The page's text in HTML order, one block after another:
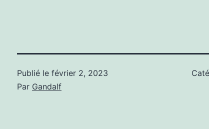
Publié le février 2, 2023
Par Gandalf